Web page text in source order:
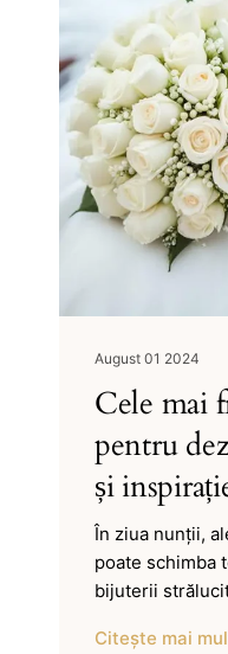
August 01 2024
Cele mai
pentru
și
În ziua nunții,
poate schimba
bijuterii
Citește mai